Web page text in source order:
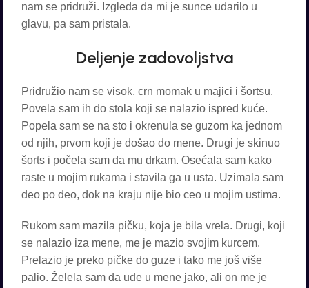
nam se pridruži. Izgleda da mi je sunce udarilo u
glavu, pa sam pristala.
Deljenje zadovoljstva
Pridružio nam se visok, crn momak u majici i šortsu.
Povela sam ih do stola koji se nalazio ispred kuće.
Popela sam se na sto i okrenula se guzom ka jednom
od njih, prvom koji je došao do mene. Drugi je skinuo
šorts i počela sam da mu drkam. Osećala sam kako
raste u mojim rukama i stavila ga u usta. Uzimala sam
deo po deo, dok na kraju nije bio ceo u mojim ustima.
Rukom sam mazila pičku, koja je bila vrela. Drugi, koji
se nalazio iza mene, me je mazio svojim kurcem.
Prelazio je preko pičke do guze i tako me još više
palio. Želela sam da uđe u mene jako, ali on me je